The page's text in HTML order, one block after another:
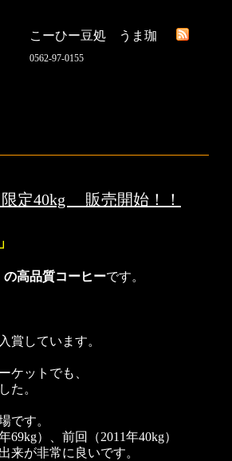
こーひー豆処 うま珈
0562-97-0155
定40kg 販売開始！！
の高品質コーヒーです。
賞しています。
ケットでも、
た。
です。
69kg）、前回（2011年40kg）
来が非常に良いです。